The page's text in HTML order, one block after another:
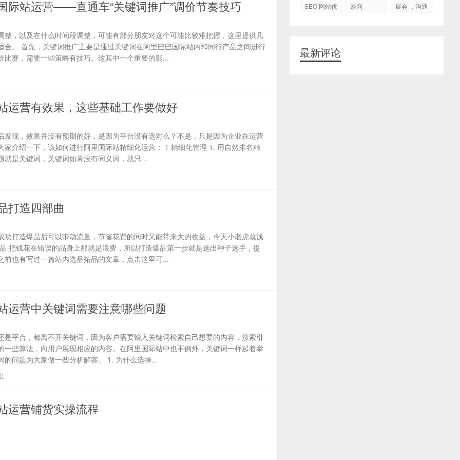
际站运营——直通车“关键词推广”调价节奏技巧
整，以及在什么时间段调整，可能有部分朋友对这个可能比较难把握，这里提供几
合。 首先，关键词推广主要是通过关键词在阿里巴巴国际站内和同行产品之间进行
比赛，需要一些策略有技巧。这其中一个重要的影...
运营有效果，这些基础工作要做好
发现，效果并没有预期的好，是因为平台没有选对么？不是，只是因为企业在运营
家介绍一下，该如何进行阿里国际站精细化运营： 1 精细化管理 1. 用自然排名精
就是关键词，关键词如果没有同义词，就只...
打造四部曲
功打造爆品后可以带动流量，节省花费的同时又能带来大的收益，今天小老虎就浅
把钱花在错误的品身上那就是浪费，所以打造爆品第一步就是选出种子选手，提
前也有写过一篇站内选品拓品的文章，点击这里可...
运营中关键词需要注意哪些问题
平台，都离不开关键词，因为客户需要输入关键词检索自己想要的内容，搜索引
一些算法，向用户展现相应的内容。在阿里国际站中也不例外，关键词一样起着举
的问题为大家做一些分析解答。 1. 为什么选择...
)
运营铺货实操流程
SEO 网站优
谈判
展会 ，沟通
最新评论